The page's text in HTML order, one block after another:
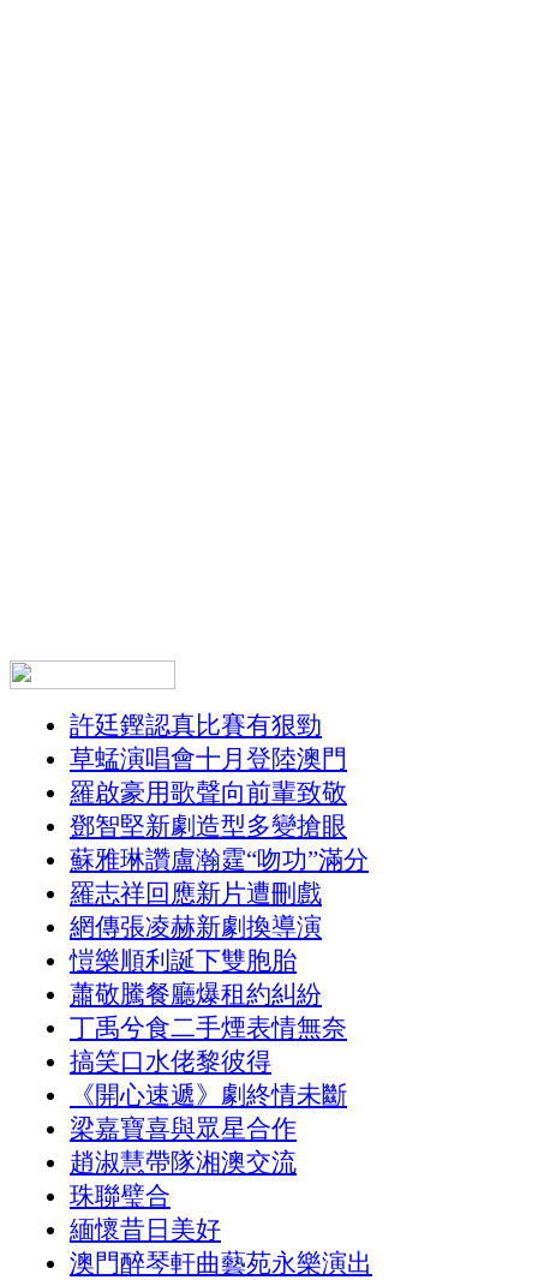
許廷鏗認真比賽有狠勁
草蜢演唱會十月登陸澳門
羅啟豪用歌聲向前輩致敬
鄧智堅新劇造型多變搶眼
蘇雅琳讚盧瀚霆“吻功”滿分
羅志祥回應新片遭刪戲
網傳張凌赫新劇換導演
愷樂順利誕下雙胞胎
蕭敬騰餐廳爆租約糾紛
丁禹兮食二手煙表情無奈
搞笑口水佬黎彼得
《開心速遞》劇終情未斷
梁嘉寶喜與眾星合作
趙淑慧帶隊湘澳交流
珠聯璧合
緬懷昔日美好
澳門醉琴軒曲藝苑永樂演出